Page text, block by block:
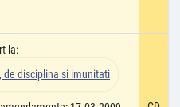
la:
de disciplina si imunitati